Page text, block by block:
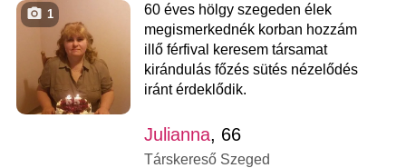
1
60 éves hölgy szegeden élek
megismerkednék korban hozzám
illő férfival keresem társamat
kirándulás főzés sütés nézelődés
iránt érdeklődik.
Julianna, 66
Társkereső Szeged